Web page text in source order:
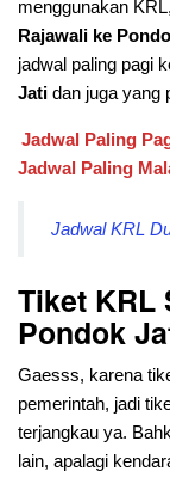
menggunakan
Rajawali ke
jadwal paling pagi
Jati dan juga yang
Jadwal Paling
Jadwal Paling
Jadwal KRL
Tiket KRL
Pondok
Gaesss, karena
pemerintah, jadi
terjangkau ya.
lain, apalagi